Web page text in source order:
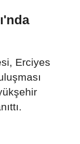
Erciyes